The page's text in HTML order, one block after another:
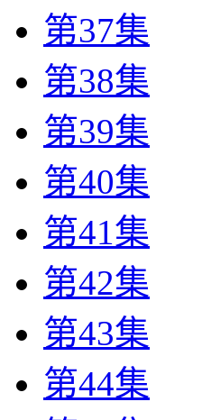
第37集
第38集
第39集
第40集
第41集
第42集
第43集
第44集